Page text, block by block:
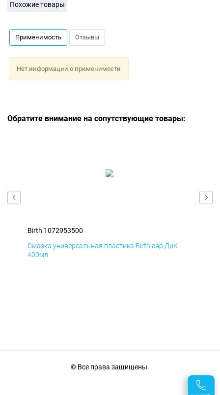
Похожие товары
Применимость Отзывы
Нет информации о применимости
Обратите внимание на сопутствующие товары:
Birth 1072953500
Смазка универсальная пластика Birth аэр ДиК
400мл
© Все права защищены.